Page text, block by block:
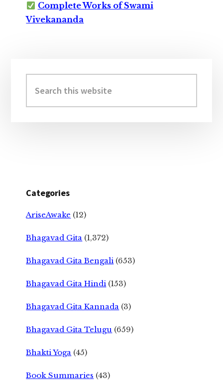
Complete Works of Swami
Vivekananda
Sidebar
this
website
Categories
AriseAwake (12)
Bhagavad Gita (1,372)
Bhagavad Gita Bengali (653)
Bhagavad Gita Hindi (153)
Bhagavad Gita Kannada (3)
Bhagavad Gita Telugu (659)
Bhakti Yoga (45)
Book Summaries (43)